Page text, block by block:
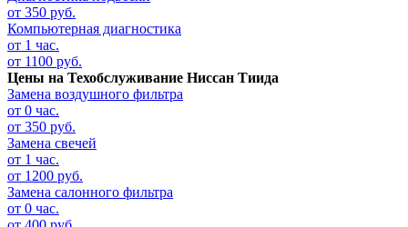
от 350 руб.
Компьютерная диагностика
от 1 час.
от 1100 руб.
Цены на Техобслуживание Ниссан Тиида
Замена воздушного фильтра
от 0 час.
от 350 руб.
Замена свечей
от 1 час.
от 1200 руб.
Замена салонного фильтра
от 0 час.